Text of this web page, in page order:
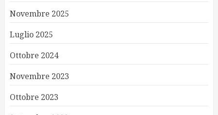
Novembre 2025
Luglio 2025
Ottobre 2024
Novembre 2023
Ottobre 2023